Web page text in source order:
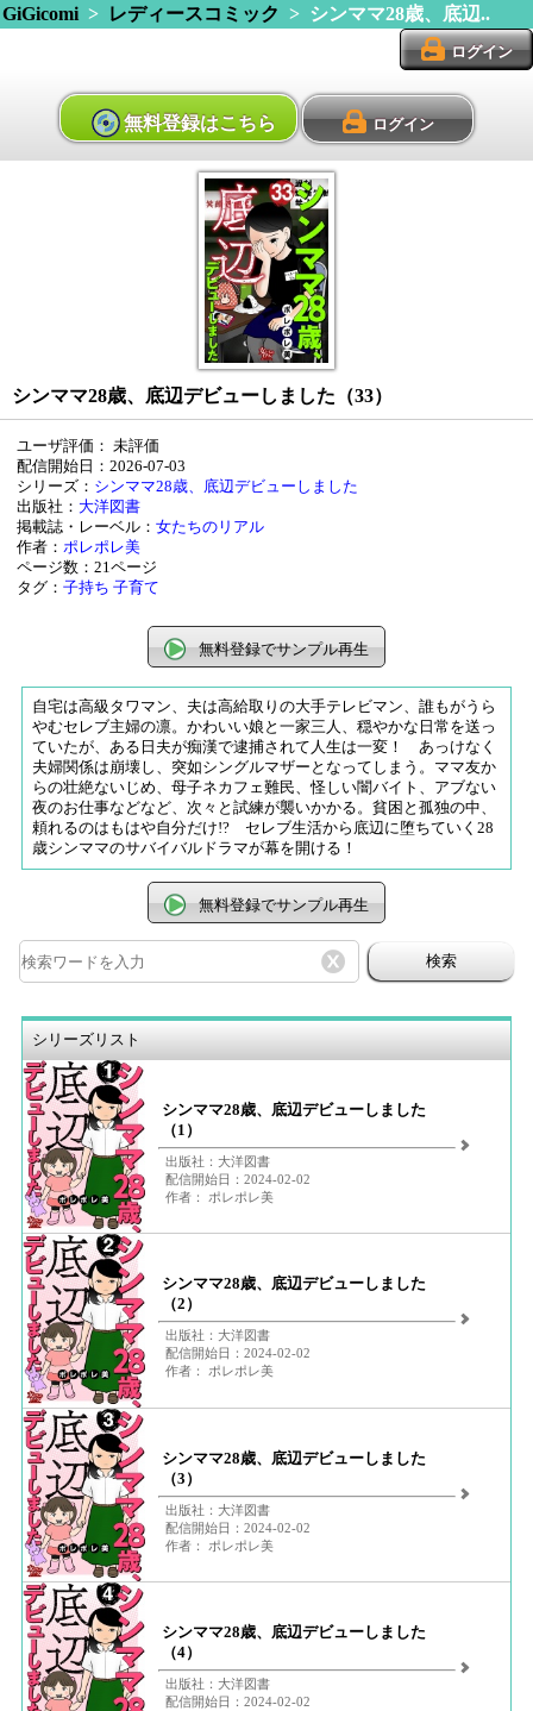
GiGicomi> レディースコミック > シンママ28歳、底辺..
ログイン
無料登録はこちら ログイン
シンママ28歳、底辺デビューしました（33）
ユーザ評価： 未評価
配信開始日：2026-07-03
シリーズ： シンママ28歳、底辺デビューしました
出版社： 大洋図書
掲載誌・レーベル：女たちのリアル
作者：ポレポレ美
ページ数：21ページ
タグ：子持ち 子育て
無料登録でサンプル再生
自宅は高級タワマン、夫は高給取りの大手テレビマン、誰もがうら
やむセレブ主婦の凛。かわいい娘と一家三人、穏やかな日常を送っ
ていたが、ある日夫が痴漢で逮捕されて人生は一変！ あっけなく
夫婦関係は崩壊し、突如シングルマザーとなってしまう。ママ友か
らの壮絶ないじめ、母子ネカフェ難民、怪しい闇バイト、アブない
夜のお仕事などなど、次々と試練が襲いかかる。貧困と孤独の中、
頼れるのはもはや自分だけ!? セレブ生活から底辺に堕ちていく28
歳シンママのサバイバルドラマが幕を開ける！
無料登録でサンプル再生
検索
シリーズリスト
シンママ28歳、底辺デビューしました
（1）
出版社：大洋図書
配信開始日：2024-02-02
作者： ポレポレ美
シンママ28歳、底辺デビューしました
（2）
出版社：大洋図書
配信開始日：2024-02-02
作者： ポレポレ美
シンママ28歳、底辺デビューしました
（3）
出版社：大洋図書
配信開始日：2024-02-02
作者： ポレポレ美
シンママ28歳、底辺デビューしました
（4）
出版社：大洋図書
配信開始日：2024-02-02